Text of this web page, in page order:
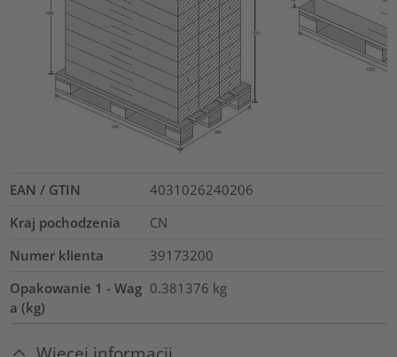
EAN / GTIN
4031026240206
Kraj pochodzenia
CN
Numer klienta
39173200
Opakowanie 1 - Wag
a (kg)
0.381376 kg